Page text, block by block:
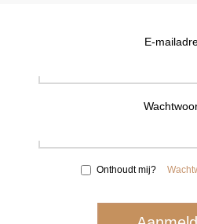
E-
Onthoudt mij?